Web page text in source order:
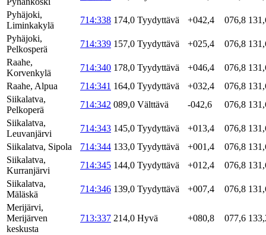
Pyhäjoki,
Liminkakylä
714:338 174,0 Tyydyttävä +042,4 076,8
Pyhäjoki,
Pelkosperä
714:339 157,0 Tyydyttävä +025,4 076,8
Raahe,
Korvenkylä
714:340 178,0 Tyydyttävä +046,4 076,8
Raahe, Alpua
714:341 164,0 Tyydyttävä +032,4 076,8
Siikalatva,
Pelkoperä
714:342 089,0 Välttävä -042,6 076,8
Siikalatva,
Leuvanjärvi
714:343 145,0 Tyydyttävä +013,4 076,8
Siikalatva, Sipola
714:344 133,0 Tyydyttävä +001,4 076,8
Siikalatva,
Kurranjärvi
714:345 144,0 Tyydyttävä +012,4 076,8
Siikalatva,
Mäläskä
714:346 139,0 Tyydyttävä +007,4 076,8
Merijärvi,
Merijärven
keskusta
713:337 214,0 Hyvä +080,8 077,6